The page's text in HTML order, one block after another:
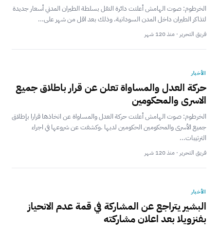
الخرطوم: صوت الهامش ‎أعلنت دائرة النقل بسلطة الطيران المدني أسعار جديدة
لتذاكر الطيران داخل المدن السودانية. وذلك بعد اقل من شهر على...
فريق التحرير · منذ 120 شهر
الأخبار
حركة العدل والمساواة تعلن عن قرار باطلاق جميع
الاسرى والمحكومين
الخرطوم: صوت الهامش أعلنت حركة العدل والمساواة عن اتخاذها قرارا بإطلاق
جميع الأسرى والمحكومين الحكومين لديها .وكشفت عن شروعها في اجراء
الترتيبات...
فريق التحرير · منذ 120 شهر
الأخبار
‎البشير يتراجع عن المشاركة في قمة عدم الانحياز
بفنزويلا بعد اعلان مشاركته